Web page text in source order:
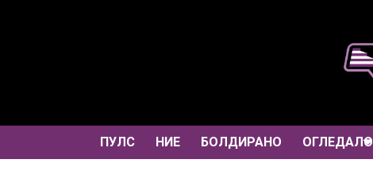
ПУЛС НИЕ БОЛДИРАНО ОГЛЕДАЛО